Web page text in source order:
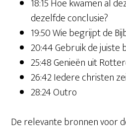
18:15 Hoe kwamen al
dezelfde conclusie?
19:50 Wie begrijpt de
20:44 Gebruik de juiste
25:48 Genieën uit
26:42 Iedere christen
28:24 Outro
De relevante bronnen voor